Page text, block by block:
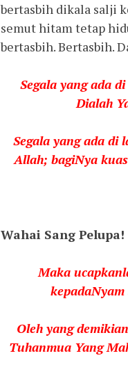
bertasbih dikala salji
semut hitam tetap
bertasbih. Bertasbih.
Segala yang ada
Dialah
Segala yang ada di
Allah; bagiNya
Wahai Sang Pelupa!
Maka
Oleh yang
Tuhanmua Yang